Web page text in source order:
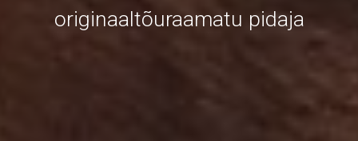
originaaltõuraamatu pidaja